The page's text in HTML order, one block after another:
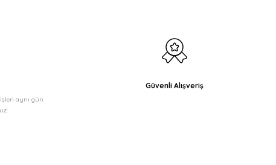
aynı gün
Güvenli Alışveriş